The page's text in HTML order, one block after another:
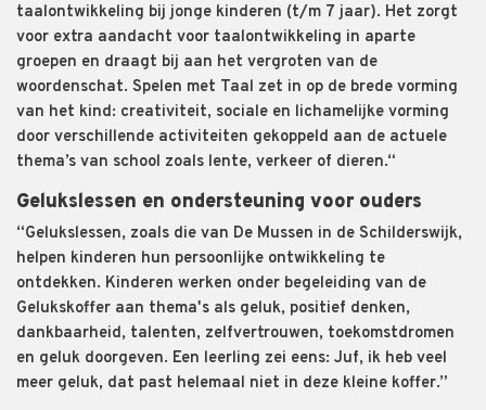
taalontwikkeling bij jonge kinderen (t/m 7 jaar). Het zorgt
voor extra aandacht voor taalontwikkeling in aparte
groepen en draagt bij aan het vergroten van de
woordenschat. Spelen met Taal zet in op de brede vorming
van het kind: creativiteit, sociale en lichamelijke vorming
door verschillende activiteiten gekoppeld aan de actuele
thema’s van school zoals lente, verkeer of dieren.“
Gelukslessen en ondersteuning voor ouders
“Gelukslessen, zoals die van De Mussen in de Schilderswijk,
helpen kinderen hun persoonlijke ontwikkeling te
ontdekken. Kinderen werken onder begeleiding van de
Gelukskoffer aan thema's als geluk, positief denken,
dankbaarheid, talenten, zelfvertrouwen, toekomstdromen
en geluk doorgeven. Een leerling zei eens: Juf, ik heb veel
meer geluk, dat past helemaal niet in deze kleine koffer.”